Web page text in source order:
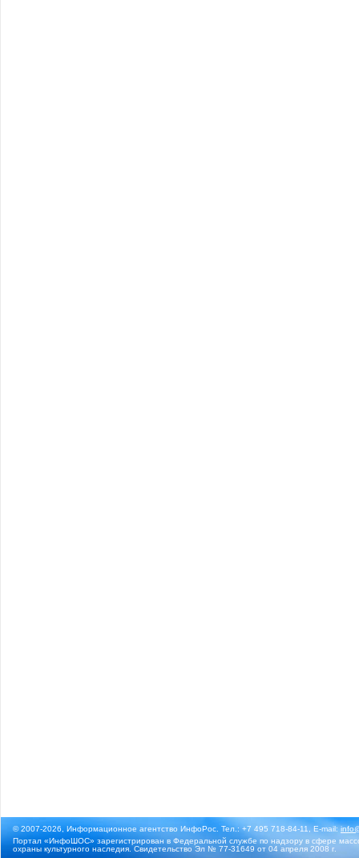
© 2007-2026, Информационное агентство ИнфоРос. Тел.: +7 495 718-84-11, E-mail:
Портал «ИнфоШОС» зарегистрирован в Федеральной службе по надзору в сфере
охраны культурного наследия. Свидетельство Эл № 77-31649 от 04 апреля 2008 г.